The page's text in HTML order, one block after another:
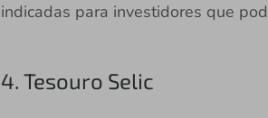
indicadas para investidores que
4. Tesouro Selic